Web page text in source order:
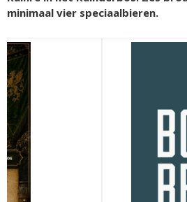
minimaal vier speciaalbieren.